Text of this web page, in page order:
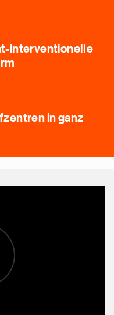
interventionelle
in ganz